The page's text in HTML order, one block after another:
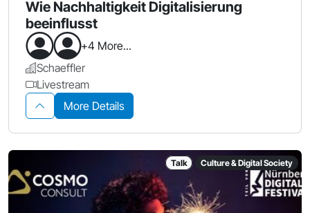
Wie Nachhaltigkeit Digitalisierung
beeinflusst
+4 More...
Schaeffler
Livestream
More Details
Talk Culture & Digital Society